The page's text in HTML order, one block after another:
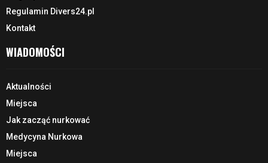
Regulamin Divers24.pl
Kontakt
WIADOMOŚCI
Aktualności
Miejsca
Jak zacząć nurkować
Medycyna Nurkowa
Miejsca